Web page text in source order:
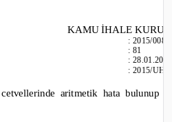
KAMU İHALE
:2015/008
:81
:
:2015/
aritmetik hata bulunup